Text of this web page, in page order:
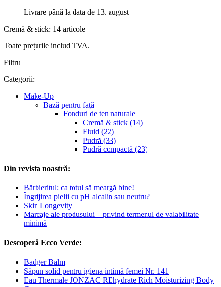
Livrare până la data de 13. august
Cremă & stick: 14 articole
Toate prețurile includ TVA.
Filtru
Categorii:
Make-Up
Bază pentru față
Fonduri de ten naturale
Cremă & stick (14)
Fluid (22)
Pudră (33)
Pudră compactă (23)
Din revista noastră:
Bărbieritul: ca totul să meargă bine!
Îngrijirea pielii cu pH alcalin sau neutru?
Skin Longevity
Marcaje ale produsului – privind termenul de valabilitate
minimă
Descoperă Ecco Verde:
Badger Balm
Săpun solid pentru igiena intimă femei Nr. 141
Eau Thermale JONZAC REhydrate Rich Moisturizing Body